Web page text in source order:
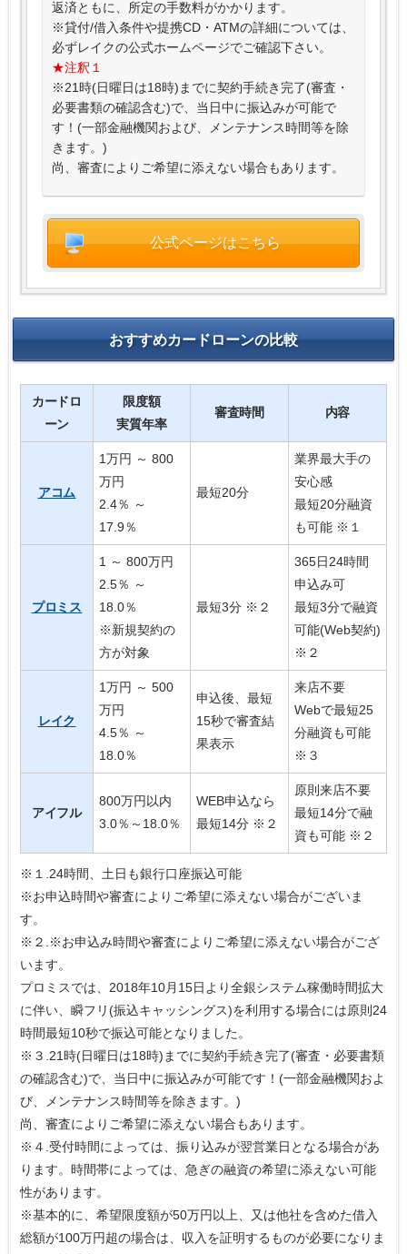
返済ともに、所定の手数料がかかります。
※貸付/借入条件や提携CD・ATMの詳細については、
必ずレイクの公式ホームページでご確認下さい。
★注釈１
※21時(日曜日は18時)までに契約手続き完了(審査・
必要書類の確認含む)で、当日中に振込みが可能で
す！(一部金融機関および、メンテナンス時間等を除
きます。)
尚、審査によりご希望に添えない場合もあります。
公式ページはこちら
おすすめカードローンの比較
カードロ
ーン
限度額
実質年率
審査時間 内容
アコム
1万円 ～ 800
万円
2.4％ ～
17.9％
最短20分
業界最大手の
安心感
最短20分融資
も可能 ※１
プロミス
1 ～ 800万円
2.5％ ～
18.0％
※新規契約の
方が対象
最短3分 ※２
365日24時間
申込み可
最短3分で融資
可能(Web契約)
※２
レイク
1万円 ～ 500
万円
4.5％ ～
18.0％
申込後、最短
15秒で審査結
果表示
来店不要
Webで最短25
分融資も可能
※３
アイフル
800万円以内
3.0％～18.0％
WEB申込なら
最短14分 ※２
原則来店不要
最短14分で融
資も可能 ※２
※１.24時間、土日も銀行口座振込可能
※お申込時間や審査によりご希望に添えない場合がございま
す。
※２.※お申込み時間や審査によりご希望に添えない場合がござ
います。
プロミスでは、2018年10月15日より全銀システム稼働時間拡大
に伴い、瞬フリ(振込キャッシングス)を利用する場合には原則24
時間最短10秒で振込可能となりました。
※３.21時(日曜日は18時)までに契約手続き完了(審査・必要書類
の確認含む)で、当日中に振込みが可能です！(一部金融機関およ
び、メンテナンス時間等を除きます。)
尚、審査によりご希望に添えない場合もあります。
※４.受付時間によっては、振り込みが翌営業日となる場合があ
ります。時間帯によっては、急ぎの融資の希望に添えない可能
性があります。
※基本的に、希望限度額が50万円以上、又は他社を含めた借入
総額が100万円超の場合は、収入を証明するものが必要になりま